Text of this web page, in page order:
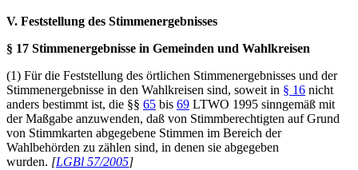
V. Feststellung des Stimmenergebnisses
§ 17 Stimmenergebnisse in Gemeinden und Wahlkreisen
(1) Für die Feststellung des örtlichen Stimmenergebnisses und der
Stimmenergebnisse in den Wahlkreisen sind, soweit in § 16 nicht
anders bestimmt ist, die §§ 65 bis 69 LTWO 1995 sinngemäß mit
der Maßgabe anzuwenden, daß von Stimmberechtigten auf Grund
von Stimmkarten abgegebene Stimmen im Bereich der
Wahlbehörden zu zählen sind, in denen sie abgegeben
wurden. [LGBl 57/2005]